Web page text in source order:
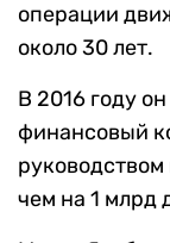
операции
около 30 лет.
В 2016 году
финансовый
чем на 1 млрд